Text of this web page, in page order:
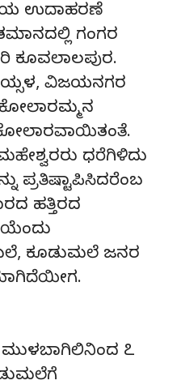
ಉದಾಹರಣೆ
ಗಂಗರ
ಕೂವಲಾಲಪುರ.
ವಿಜಯನಗರ
ಕೋಲಾರಮ್ಮನ
ಕೋಲಾರವಾಯಿತಂತೆ.
ಧರೆಗಿಳಿದು
ಪ್ರತಿಷ್ಟಾಪಿಸಿದರೆಂಬ
ಹತ್ತಿರದ
ಕೂಡುಮಲೆ ಜನರ
೭